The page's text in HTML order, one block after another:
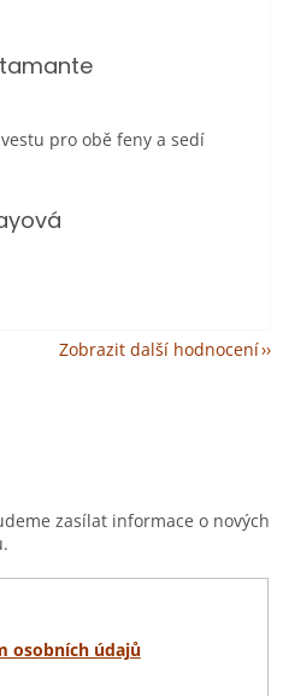
je 5 z 5 hvězdiček.
pro obě feny a sedí
je 5 z 5 hvězdiček.
Zobrazit další hodnocení
zasílat informace o nových
osobních údajů